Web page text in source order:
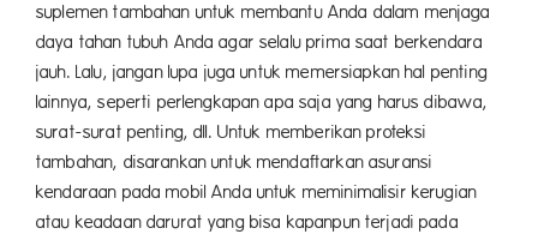
suplemen tambahan untuk membantu Anda dalam menjaga
daya tahan tubuh Anda agar selalu prima saat berkendara
jauh. Lalu, jangan lupa juga untuk memersiapkan hal penting
lainnya, seperti perlengkapan apa saja yang harus dibawa,
surat-surat penting, dll. Untuk memberikan proteksi
tambahan, disarankan untuk mendaftarkan asuransi
kendaraan pada mobil Anda untuk meminimalisir kerugian
atau keadaan darurat yang bisa kapanpun terjadi pada